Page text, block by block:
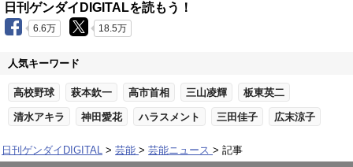
日刊ゲンダイDIGITALを読もう！
6.6万 18.5万
人気キーワード
高校野球 萩本欽一 高市首相 三山凌輝 板東英二
清水アキラ 神田愛花 ハラスメント 三田佳子 広末涼子
日刊ゲンダイDIGITAL 芸能 芸能ニュース 記事